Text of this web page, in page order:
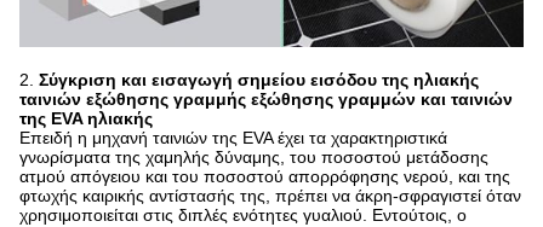
2. Σύγκριση και εισαγωγή σημείου εισόδου της ηλιακής
ταινιών εξώθησης γραμμής εξώθησης γραμμών και ταινιών
της EVA ηλιακής
Επειδή η μηχανή ταινιών της EVA έχει τα χαρακτηριστικά
γνωρίσματα της χαμηλής δύναμης, του ποσοστού μετάδοσης
ατμού απόγειου και του ποσοστού απορρόφησης νερού, και της
φτωχής καιρικής αντίστασής της, πρέπει να άκρη-σφραγιστεί όταν
χρησιμοποιείται στις διπλές ενότητες γυαλιού. Εντούτοις, ο